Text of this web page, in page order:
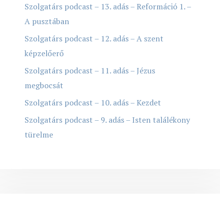
Szolgatárs podcast – 13. adás – Reformáció 1. –
A pusztában
Szolgatárs podcast – 12. adás – A szent
képzelőerő
Szolgatárs podcast – 11. adás – Jézus
megbocsát
Szolgatárs podcast – 10. adás – Kezdet
Szolgatárs podcast – 9. adás – Isten találékony
türelme